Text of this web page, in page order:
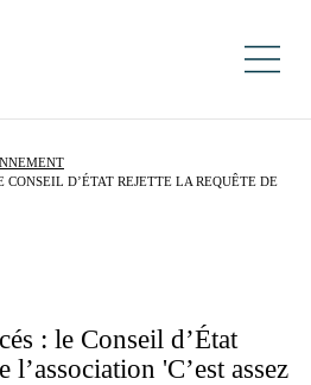
CONSEIL D’ÉTAT REJETTE LA REQUÊTE DE
: le Conseil d’État
l’association 'C’est assez